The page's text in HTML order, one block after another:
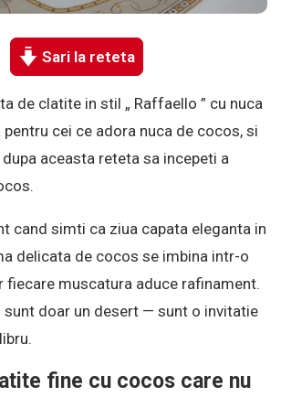
Sari la reteta
de clatite in stil „ Raffaello ” cu nuca
cei ce adora nuca de cocos, si
aceasta reteta sa incepeti a
cand simti ca ziua capata eleganta in
delicata de cocos se imbina intr-o
fiecare muscatura aduce rafinament.
doar un desert — sunt o invitatie
fine cu cocos care nu